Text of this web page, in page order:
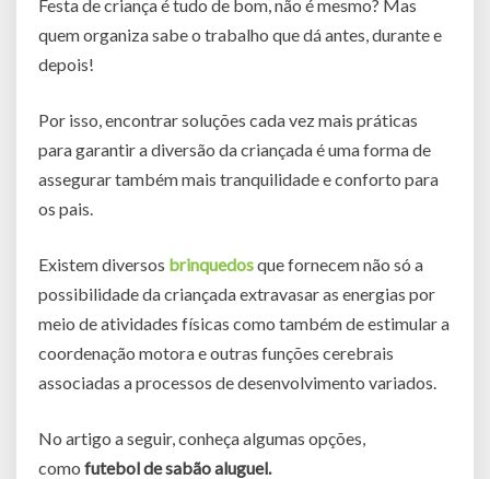
Festa de criança é tudo de bom, não é mesmo? Mas
quem organiza sabe o trabalho que dá antes, durante e
depois!
Por isso, encontrar soluções cada vez mais práticas
para garantir a diversão da criançada é uma forma de
assegurar também mais tranquilidade e conforto para
os pais.
Existem diversos brinquedosque fornecem não só a
possibilidade da criançada extravasar as energias por
meio de atividades físicas como também de estimular a
coordenação motora e outras funções cerebrais
associadas a processos de desenvolvimento variados.
No artigo a seguir, conheça algumas opções,
como futebol de sabão aluguel.